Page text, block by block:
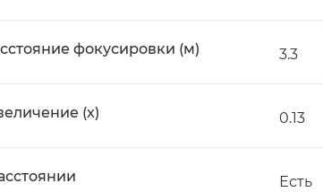
фокусировки (м) 3.3
(x) 0.13
Есть